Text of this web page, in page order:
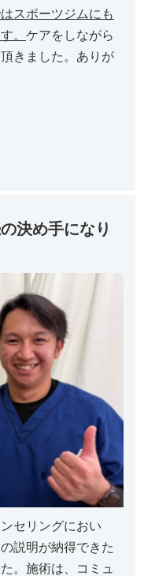
スポーツジムにも
。 ケアをしながら
きました。ありが
決め手になり
セリングにおい
説明が納得できた
。施術は、コミュ